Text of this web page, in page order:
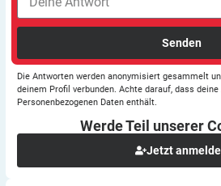
Senden
Die Antworten werden anonymisiert gesammelt
deinem Profil verbunden. Achte darauf, dass
Personenbezogenen Daten enthält.
Werde Teil unserer
Jetzt